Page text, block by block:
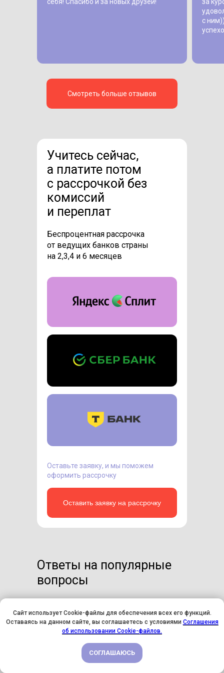
с
Смотреть больше отзывов
Учитесь сейчас,
а платите потом
с рассрочкой без
комиссий
и переплат
Оставьте заявку, и мы поможем
оформить рассрочку
Беспроцентная рассрочка
от ведущих банков страны
на 2,3,4 и 6 месяцев
Оставить заявку на рассрочку
Ответы на популярные
вопросы
Что мне понадобится
для обучения?
Как оплатить курс?
У НАС ДЕНЬ РОЖДЕНИЯ! ВСЕМ СКИДКИ НА ОБУЧЕНИЕ!
ПОДРОБНЕЕ
Сайт использует Cookie-файлы для обеспечения всех его функций.
Оставаясь на данном сайте, вы соглашаетесь с условиями Соглашения
об использовании Cookie-файлов.
СОГЛАШАЮСЬ